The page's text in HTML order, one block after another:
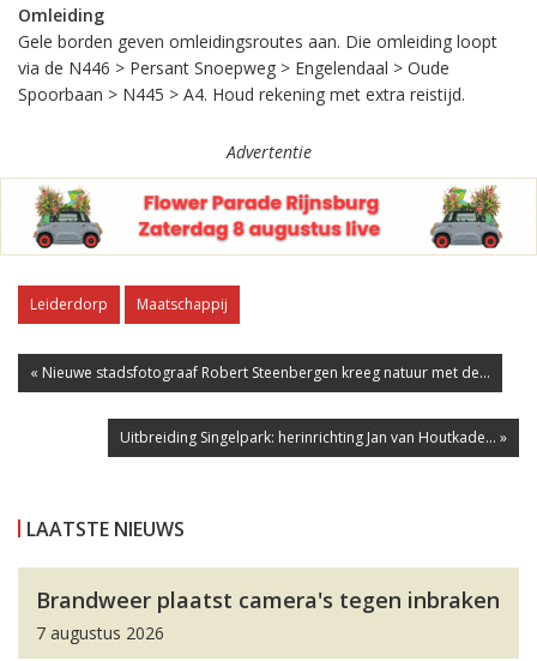
Omleiding
Gele borden geven omleidingsroutes aan. Die omleiding loopt
via de N446 > Persant Snoepweg > Engelendaal > Oude
Spoorbaan > N445 > A4. Houd rekening met extra reistijd.
Advertentie
Leiderdorp Maatschappij
« Nieuwe stadsfotograaf Robert Steenbergen kreeg natuur met de...
Uitbreiding Singelpark: herinrichting Jan van Houtkade... »
LAATSTE NIEUWS
Brandweer plaatst camera's tegen inbraken
7 augustus 2026